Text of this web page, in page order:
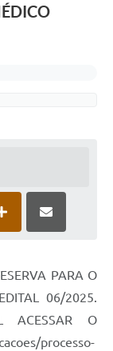
PARA O
06/2025.
ACESSAR O
processo-